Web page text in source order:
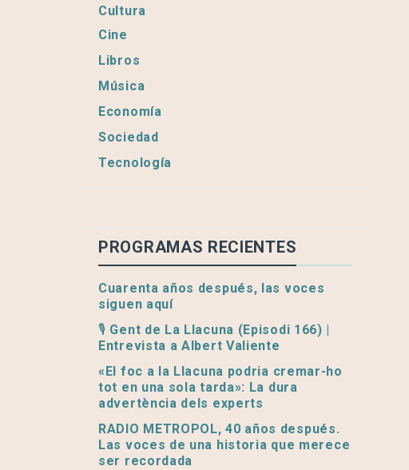
Cultura
Cine
Libros
Música
Economía
Sociedad
Tecnología
PROGRAMAS RECIENTES
Cuarenta años después, las voces
siguen aquí
🎙️ Gent de La Llacuna (Episodi 166) |
Entrevista a Albert Valiente
«El foc a la Llacuna podria cremar-ho
tot en una sola tarda»: La dura
advertència dels experts
RADIO METROPOL, 40 años después.
Las voces de una historia que merece
ser recordada